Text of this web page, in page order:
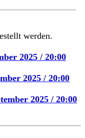
werden.
2025 / 20:00
2025 / 20:00
2025 / 20:00